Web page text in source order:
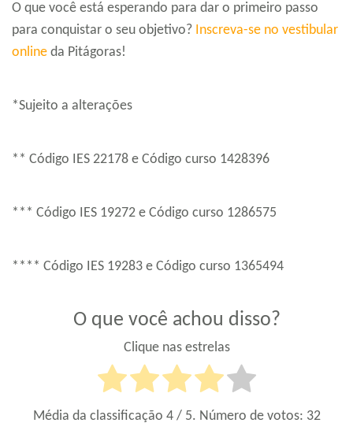
O que você está esperando para dar o primeiro passo
para conquistar o seu objetivo? Inscreva-se no vestibular
online da Pitágoras!
*Sujeito a alterações
** Código IES 22178 e Código curso 1428396
*** Código IES 19272 e Código curso 1286575
**** Código IES 19283 e Código curso 1365494
O que você achou disso?
Clique nas estrelas
Média da classificação 4/ 5. Número de votos: 32